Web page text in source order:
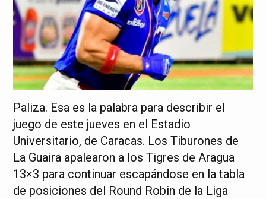
Paliza. Esa es la palabra para describir el
juego de este jueves en el Estadio
Universitario, de Caracas. Los Tiburones de
La Guaira apalearon a los Tigres de Aragua
13×3 para continuar escapándose en la tabla
de posiciones del Round Robin de la Liga